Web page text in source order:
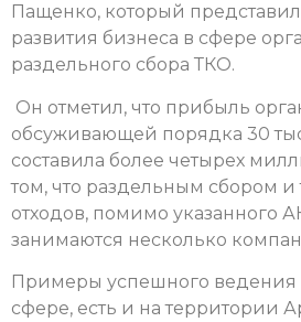
Пащенко, который
развития бизнеса в сфере
раздельного сбора ТКО.
Он отметил, что прибыль
обсуживающей порядка 30
составила более четырех
том, что раздельным сбором и
отходов, помимо указанного
занимаются несколько
Примеры успешного ведения
сфере, есть и на территории